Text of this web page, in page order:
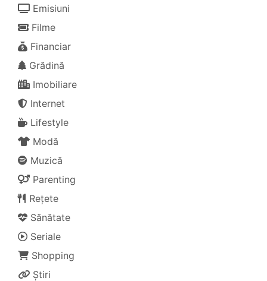
Emisiuni
Filme
Financiar
Grădină
Imobiliare
Internet
Lifestyle
Modă
Muzică
Parenting
Rețete
Sănătate
Seriale
Shopping
Știri